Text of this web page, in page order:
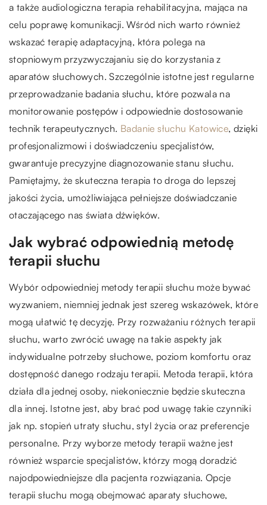
a także audiologiczna terapia rehabilitacyjna, mająca na
celu poprawę komunikacji. Wśród nich warto również
wskazać terapię adaptacyjną, która polega na
stopniowym przyzwyczajaniu się do korzystania z
aparatów słuchowych. Szczególnie istotne jest regularne
przeprowadzanie badania słuchu, które pozwala na
monitorowanie postępów i odpowiednie dostosowanie
technik terapeutycznych. Badanie słuchu Katowice, dzięki
profesjonalizmowi i doświadczeniu specjalistów,
gwarantuje precyzyjne diagnozowanie stanu słuchu.
Pamiętajmy, że skuteczna terapia to droga do lepszej
jakości życia, umożliwiająca pełniejsze doświadczanie
otaczającego nas świata dźwięków.
Jak wybrać odpowiednią metodę
terapii słuchu
Wybór odpowiedniej metody terapii słuchu może bywać
wyzwaniem, niemniej jednak jest szereg wskazówek, które
mogą ułatwić tę decyzję. Przy rozważaniu różnych terapii
słuchu, warto zwrócić uwagę na takie aspekty jak
indywidualne potrzeby słuchowe, poziom komfortu oraz
dostępność danego rodzaju terapii. Metoda terapii, która
działa dla jednej osoby, niekoniecznie będzie skuteczna
dla innej. Istotne jest, aby brać pod uwagę takie czynniki
jak np. stopień utraty słuchu, styl życia oraz preferencje
personalne. Przy wyborze metody terapii ważne jest
również wsparcie specjalistów, którzy mogą doradzić
najodpowiedniejsze dla pacjenta rozwiązania. Opcje
terapii słuchu mogą obejmować aparaty słuchowe,